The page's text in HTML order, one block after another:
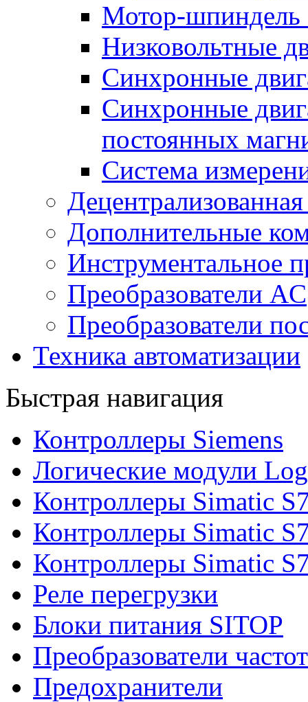
Мотор-шпиндель
Низковольтные
Синхронные
Синхронные
постоянных
Система
Дополнительные
Инструментальное
Преобразователи AC
Преобразователи
Техника автоматизации
Быстрая навигация
Контроллеры Siemens
Логические модули
Контроллеры Simatic
Контроллеры Simatic
Контроллеры Simatic
Реле перегрузки
Блоки питания SITOP
Преобразователи
Предохранители